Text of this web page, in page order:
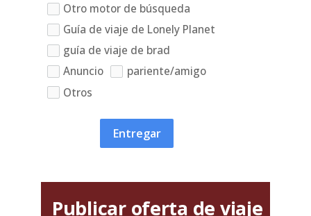
Otro motor de búsqueda
Guía de viaje de Lonely Planet
guía de viaje de brad
Anuncio
pariente/amigo
Otros
Entregar
Publicar oferta de viaje